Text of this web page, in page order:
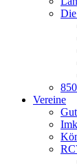
Vereine